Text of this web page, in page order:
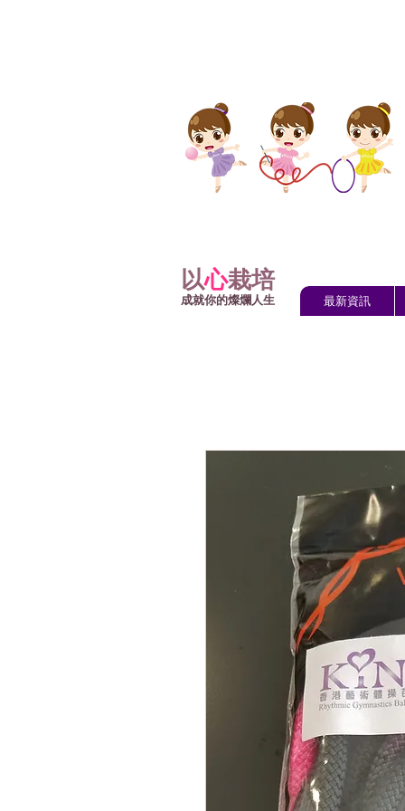
以心栽培
成就你的燦爛人生 最新資訊